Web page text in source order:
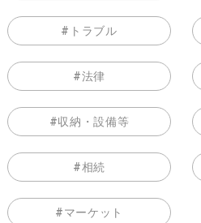
トラブル
法律
収納・設備等
相続
マーケット